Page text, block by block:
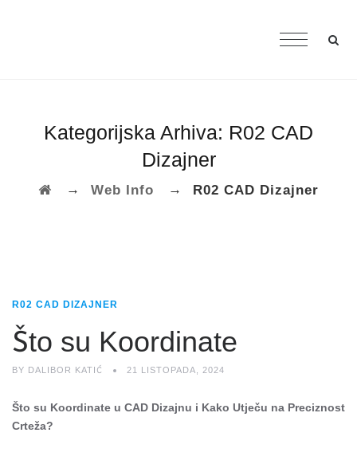
Kategorijska Arhiva: R02 CAD
Dizajner
→ Web Info → R02 CAD Dizajner
R02 CAD DIZAJNER
Što su Koordinate
BY DALIBOR KATIĆ 21 LISTOPADA, 2024
Što su Koordinate u CAD Dizajnu i Kako Utječu na Preciznost
Crteža?